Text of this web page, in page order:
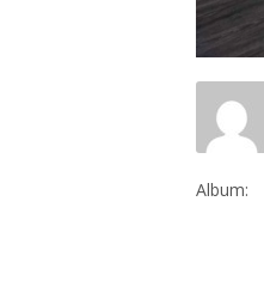
Album: